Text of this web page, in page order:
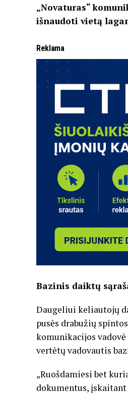
„Novaturas“
išnaudoti vietą
Reklama
Bazinis daiktų
Daugeliui keliautojų
pusės drabužių
komunikacijos
vertėtų vadovautis
„Ruošdamiesi bet
dokumentus,